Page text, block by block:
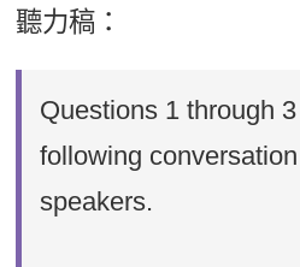
聽力稿：
Questions 1 through
following
speakers.